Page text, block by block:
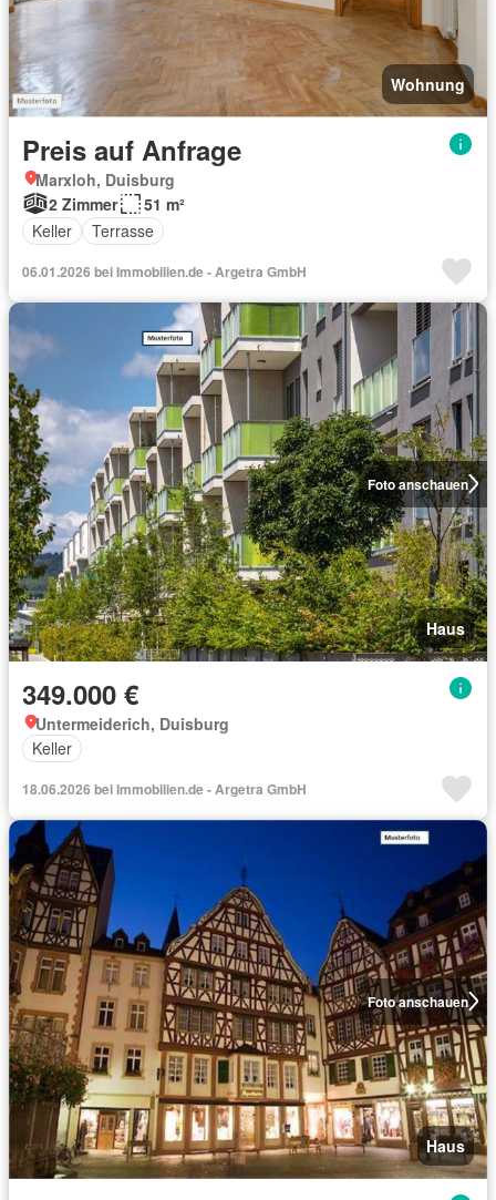
Wohnung
Preis auf Anfrage
Marxloh, Duisburg
2 Zimmer
51 m²
Keller
Terrasse
06.01.2026 bei Immobilien.de - Argetra GmbH
Foto anschauen
Haus
349.000 €
Untermeiderich, Duisburg
Keller
18.06.2026 bei Immobilien.de - Argetra GmbH
Foto anschauen
Haus